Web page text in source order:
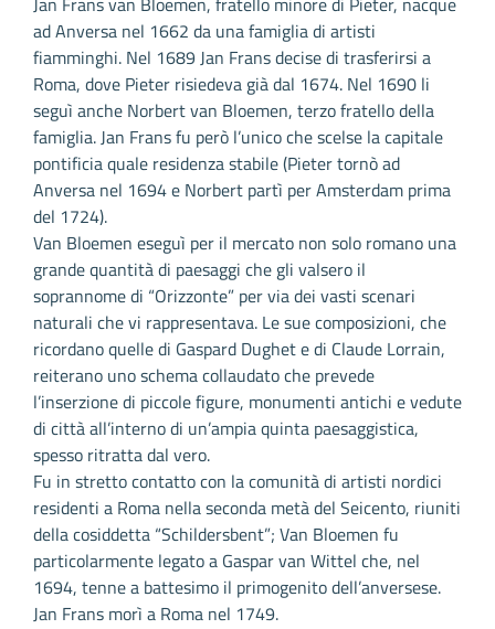
ad Anversa nel 1662 da una famiglia di artisti
fiamminghi. Nel 1689 Jan Frans decise di trasferirsi a
Roma, dove Pieter risiedeva già dal 1674. Nel 1690 li
seguì anche Norbert van Bloemen, terzo fratello della
famiglia. Jan Frans fu però l’unico che scelse la capitale
pontificia quale residenza stabile (Pieter tornò ad
Anversa nel 1694 e Norbert partì per Amsterdam prima
del 1724).
Van Bloemen eseguì per il mercato non solo romano una
grande quantità di paesaggi che gli valsero il
soprannome di “Orizzonte” per via dei vasti scenari
naturali che vi rappresentava. Le sue composizioni, che
ricordano quelle di Gaspard Dughet e di Claude Lorrain,
reiterano uno schema collaudato che prevede
l’inserzione di piccole figure, monumenti antichi e vedute
di città all’interno di un’ampia quinta paesaggistica,
spesso ritratta dal vero.
Fu in stretto contatto con la comunità di artisti nordici
residenti a Roma nella seconda metà del Seicento, riuniti
della cosiddetta “Schildersbent”; Van Bloemen fu
particolarmente legato a Gaspar van Wittel che, nel
1694, tenne a battesimo il primogenito dell’anversese.
Jan Frans morì a Roma nel 1749.